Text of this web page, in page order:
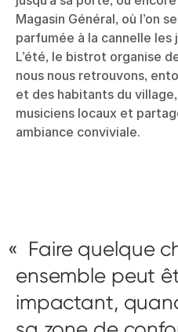
Magasin Général, où l’on
parfumée à la cannelle les
L’été, le bistrot organise
nous nous retrouvons,
et des habitants du
musiciens locaux et
ambiance conviviale.
Faire quelque
ensemble peut
impactant,